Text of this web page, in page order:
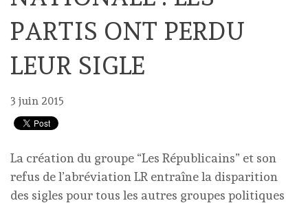
PARTIS ONT PERDU
LEUR SIGLE
3 juin 2015
La création du groupe “Les Républicains” et son
refus de l’abréviation LR entraîne la disparition
des sigles pour tous les autres groupes politiques